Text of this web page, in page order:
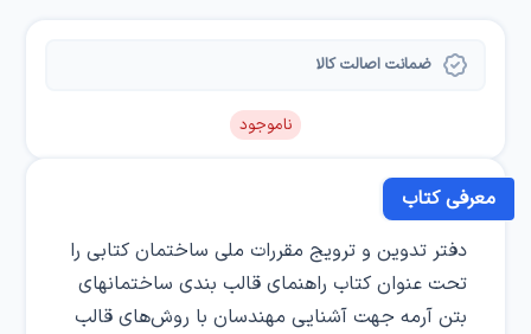
ضمانت اصالت کالا
ناموجود
معرفی کتاب
دفتر تدوین و ترویج مقررات ملی ساختمان کتابی را
تحت عنوان کتاب راهنمای قالب بندی ساختمانهای
بتن آرمه جهت آشنایی مهندسان با روش‌های قالب